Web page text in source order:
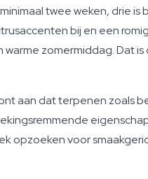
twee weken, drie
bij en een
zomermiddag. Dat
aan dat terpenen zoals
opzoeken voor